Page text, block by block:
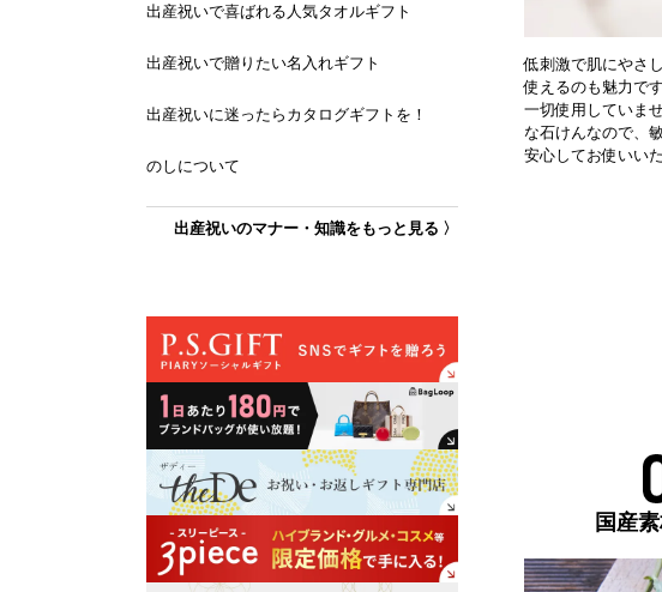
低刺激で肌にやさ
使えるのも魅力で
一切使用していま
な石けんなので、
安心してお使いい
国産
出産祝いで喜ばれる人気タオルギフト
出産祝いで贈りたい名入れギフト
出産祝いに迷ったらカタログギフトを！
のしについて
出産祝いのマナー・知識をもっと見る 〉